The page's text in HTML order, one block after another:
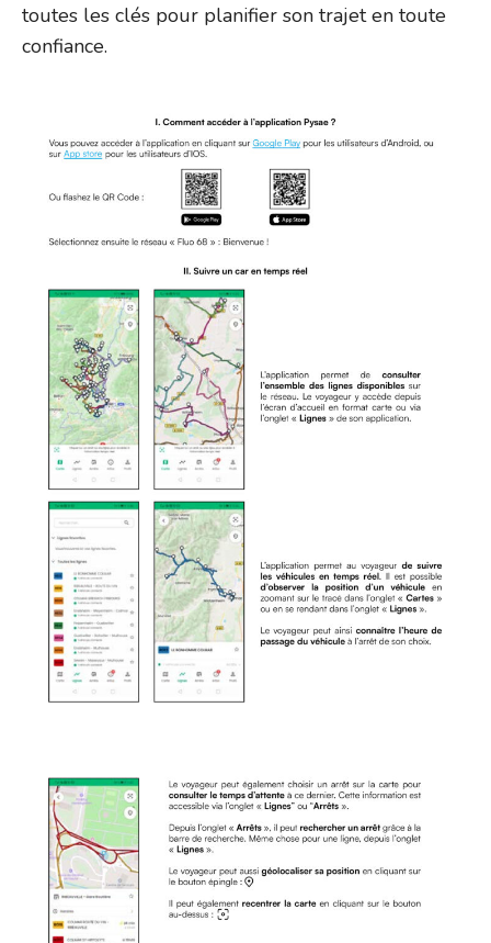
toutes les clés pour planifier son trajet en toute
confiance.